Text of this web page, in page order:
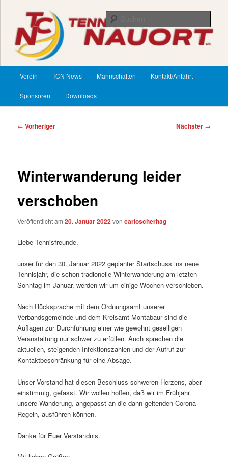
springenTennisClub Nauort
Verein TCN News Mannschaften Kontakt/Anfahrt
Sponsoren Downloads
Beitragsnavigation
← Vorheriger Nächster →
Winterwanderung leider
verschoben
Veröffentlicht am20. Januar 2022voncarloscherhag
Liebe Tennisfreunde,
unser für den 30. Januar 2022 geplanter Startschuss ins neue
Tennisjahr, die schon tradionelle Winterwanderung am letzten
Sonntag im Januar, werden wir um einige Wochen verschieben.
Nach Rücksprache mit dem Ordnungsamt unserer
Verbandsgemeinde und dem Kreisamt Montabaur sind die
Auflagen zur Durchführung einer wie gewohnt geselligen
Veranstaltung nur schwer zu erfüllen. Auch sprechen die
aktuellen, steigenden Infektionszahlen und der Aufruf zur
Kontaktbeschränkung für eine Absage.
Unser Vorstand hat diesen Beschluss schweren Herzens, aber
einstimmig, gefasst. Wir wollen hoffen, daß wir im Frühjahr
unsere Wanderung, angepasst an die dann geltenden Corona-
Regeln, ausführen können.
Danke für Euer Verständnis.